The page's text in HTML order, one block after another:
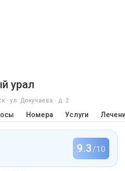
урал
· ул. Докучаева · д. 2
Номера Услуги
9.3/10